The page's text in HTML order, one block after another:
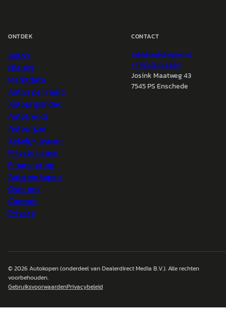
ONTDEK
Auto's
Nieuws
Marktdata
Auto's per regio
Autoprijsindex
Autotrends
Autowijzer
Zakelijk leasen
Private Lease
Financiering
Auto verkopen
Over ons
Contact
Privacy
CONTACT
info@autokopen.nl
+31 53 208 4490
Josink Maatweg 43
7545 PS Enschede
© 2026Autokopen(onderdeel van Dealerdirect Media B.V.). Alle rechten
voorbehouden.
GebruiksvoorwaardenPrivacybeleid